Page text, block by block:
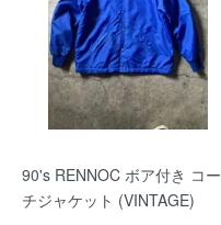
90's RENNOC ボア付き コー
チジャケット (VINTAGE)